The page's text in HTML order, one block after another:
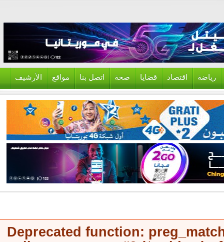
اقتصاد قضايا صحة اتصل بنا مواقع الأرشيف
Deprecated function: